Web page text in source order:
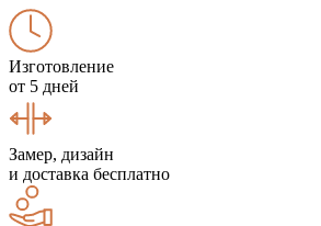
Изготовление
от 5 дней
Замер, дизайн
и доставка бесплатно